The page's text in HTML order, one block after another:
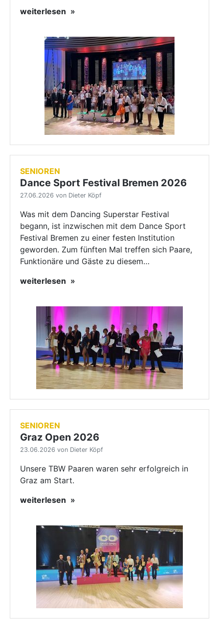
weiterlesen
SENIOREN
Dance Sport Festival Bremen 2026
27.06.2026 von Dieter Köpf
Was mit dem Dancing Superstar Festival
begann, ist inzwischen mit dem Dance Sport
Festival Bremen zu einer festen Institution
geworden. Zum fünften Mal treffen sich Paare,
Funktionäre und Gäste zu diesem…
weiterlesen
SENIOREN
Graz Open 2026
23.06.2026 von Dieter Köpf
Unsere TBW Paaren waren sehr erfolgreich in
Graz am Start.
weiterlesen